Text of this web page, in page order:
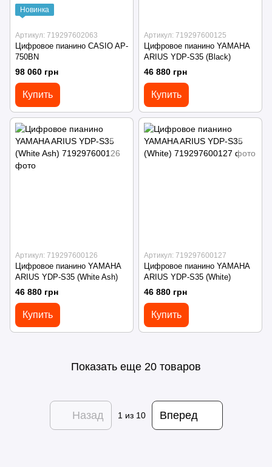
Новинка
Артикул: 719297602063
Цифровое пианино CASIO AP-
750BN
98 060 грн
Купить
Артикул: 719297600125
Цифровое пианино YAMAHA
ARIUS YDP-S35 (Black)
46 880 грн
Купить
Артикул: 719297600126
Цифровое пианино YAMAHA
ARIUS YDP-S35 (White Ash)
46 880 грн
Купить
Артикул: 719297600127
Цифровое пианино YAMAHA
ARIUS YDP-S35 (White)
46 880 грн
Купить
Показать еще 20 товаров
Назад 1из 10 Вперед